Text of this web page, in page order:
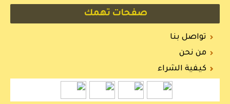
صفحات تهمك
تواصل بنا
من نحن
كيفية الشراء